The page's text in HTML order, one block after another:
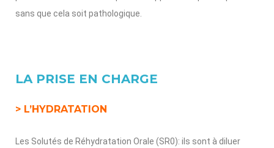
sans que cela soit pathologique.
LA PRISE EN CHARGE
> L’HYDRATATION
Les Solutés de Réhydratation Orale (SR0): ils sont à diluer